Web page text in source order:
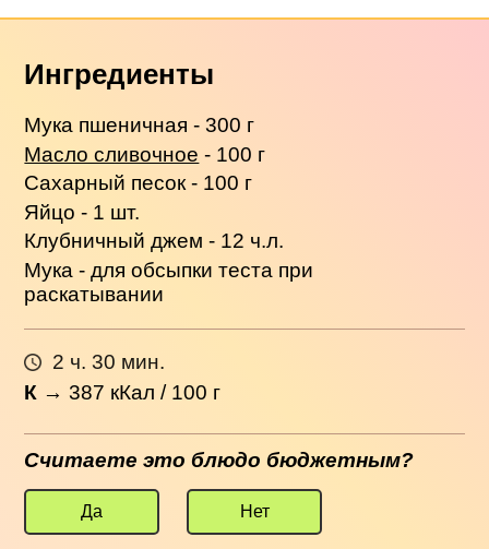
Ингредиенты
Мука пшеничная - 300 г
Масло сливочное - 100 г
Сахарный песок - 100 г
Яйцо - 1 шт.
Клубничный джем - 12 ч.л.
Мука - для обсыпки теста при
раскатывании
2 ч. 30 мин.
К →387 кКал / 100 г
Считаете это блюдо бюджетным?
Да Нет